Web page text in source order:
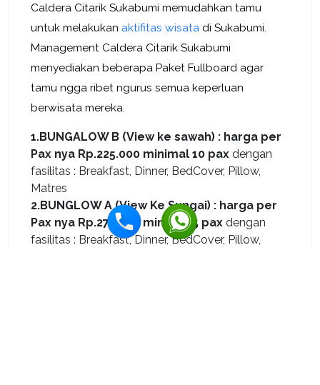
Caldera Citarik Sukabumi memudahkan tamu
untuk melakukan aktifitas wisata di Sukabumi.
Management Caldera Citarik Sukabumi
menyediakan beberapa Paket Fullboard agar
tamu ngga ribet ngurus semua keperluan
berwisata mereka.
1.BUNGALOW B (View ke sawah) : harga per
Pax nya Rp.225.000 minimal 10 pax dengan
fasilitas : Breakfast, Dinner, BedCover, Pillow,
Matres
2.BUNGLOW A (View Ke Sungai) : harga per
Pax nya Rp.275.000 minimal 5 pax dengan
fasilitas : Breakfast, Dinner, BedCover, Pillow,